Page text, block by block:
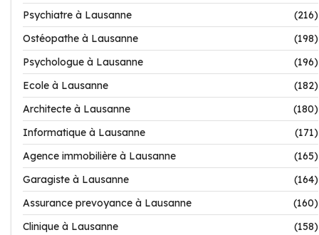
Psychiatre à Lausanne
(216)
Ostéopathe à Lausanne
(198)
Psychologue à Lausanne
(196)
Ecole à Lausanne
(182)
Architecte à Lausanne
(180)
Informatique à Lausanne
(171)
Agence immobilière à Lausanne
(165)
Garagiste à Lausanne
(164)
Assurance prevoyance à Lausanne
(160)
Clinique à Lausanne
(158)